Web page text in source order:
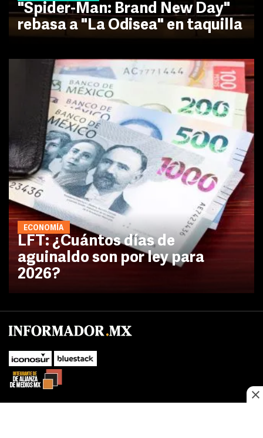
"Spider-Man: Brand New Day"
rebasa a "La Odisea" en taquilla
ECONOMÍA
LFT: ¿Cuántos días de
aguinaldo son por ley para
2026?